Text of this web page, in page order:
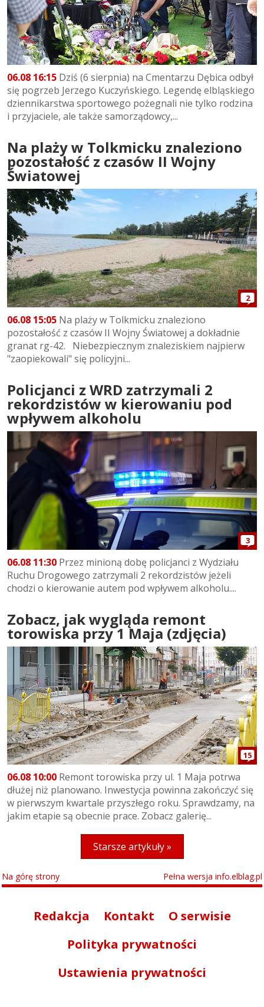
06.08 16:15 Dziś (6 sierpnia) na Cmentarzu Dębica odbył
się pogrzeb Jerzego Kuczyńskiego. Legendę elbląskiego
dziennikarstwa sportowego pożegnali nie tylko rodzina
i przyjaciele, ale także samorządowcy,...
Na plaży w Tolkmicku znaleziono
pozostałość z czasów II Wojny
Światowej
2
06.08 15:05 Na plaży w Tolkmicku znaleziono
pozostałość z czasów II Wojny Światowej a dokładnie
granat rg-42. Niebezpiecznym znaleziskiem najpierw
"zaopiekowali" się policyjni...
Policjanci z WRD zatrzymali 2
rekordzistów w kierowaniu pod
wpływem alkoholu
3
06.08 11:30 Przez minioną dobę policjanci z Wydziału
Ruchu Drogowego zatrzymali 2 rekordzistów jeżeli
chodzi o kierowanie autem pod wpływem alkoholu....
Zobacz, jak wygląda remont
torowiska przy 1 Maja (zdjęcia)
15
06.08 10:00 Remont torowiska przy ul. 1 Maja potrwa
dłużej niż planowano. Inwestycja powinna zakończyć się
w pierwszym kwartale przyszłego roku. Sprawdzamy, na
jakim etapie są obecnie prace. Zobacz galerię...
Starsze artykuły »
Na górę strony Pełna wersja info.elblag.pl
Redakcja Kontakt
O serwisie
Polityka prywatności
Ustawienia prywatności